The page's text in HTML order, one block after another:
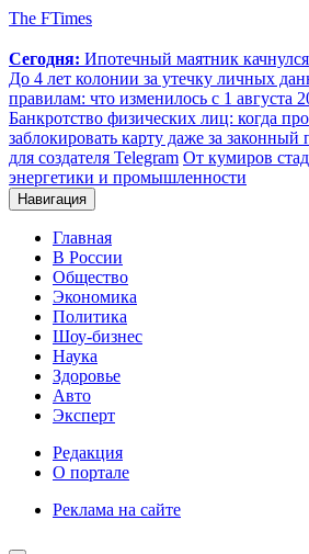
The FTimes
Сегодня: Ипотечный маятник
До 4 лет колонии за утечку личных
правилам: что изменилось с 1 августа
Банкротство физических лиц: когда
заблокировать карту даже за
для создателя Telegram От кумиров
энергетики и промышленности
Навигация
Главная
В России
Общество
Экономика
Политика
Шоу-бизнес
Наука
Здоровье
Авто
Эксперт
Редакция
О портале
Реклама на сайте